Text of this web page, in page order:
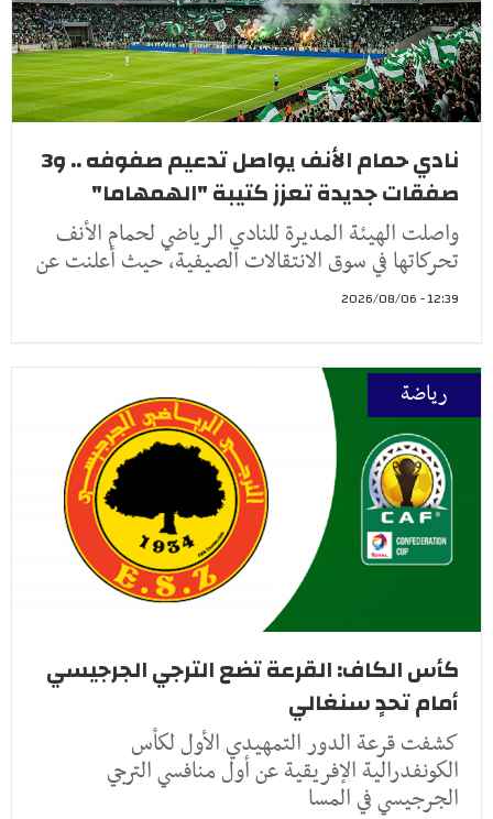
نادي حمام الأنف يواصل تدعيم صفوفه .. و3
صفقات جديدة تعزز كتيبة "الهمهاما"
واصلت الهيئة المديرة للنادي الرياضي لحمام الأنف
تحركاتها في سوق الانتقالات الصيفية، حيث أعلنت عن
12:39 - 2026/08/06
رياضة
كأس الكاف: القرعة تضع الترجي الجرجيسي
أمام تحدٍ سنغالي
كشفت قرعة الدور التمهيدي الأول لكأس
الكونفدرالية الإفريقية عن أول منافسي الترجي
الجرجيسي في المسا